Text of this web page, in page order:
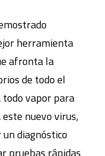
herramienta
afronta la
de todo el
vapor para
nuevo virus,
diagnóstico
pruebas rápidas